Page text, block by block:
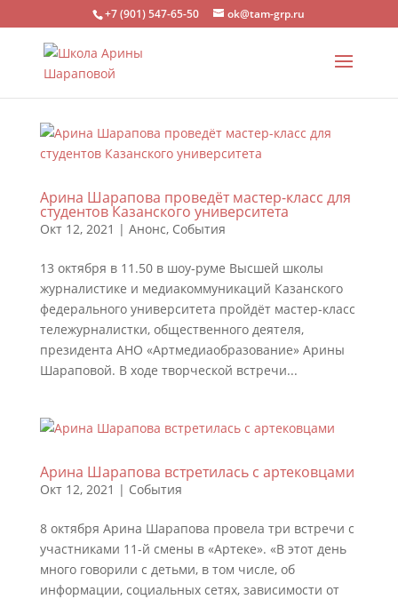
+7 (901) 547-65-50 ok@tam-grp.ru
Арина Шарапова проведёт мастер-класс для
студентов Казанского университета
Окт 12, 2021 | Анонс, События
13 октября в 11.50 в шоу-руме Высшей школы
журналистике и медиакоммуникаций Казанского
федерального университета пройдёт мастер-класс
тележурналистки, общественного деятеля,
президента АНО «Артмедиаобразование» Арины
Шараповой. В ходе творческой встречи...
Арина Шарапова встретилась с артековцами
Окт 12, 2021 | События
8 октября Арина Шарапова провела три встречи с
участниками 11-й смены в «Артеке». «В этот день
много говорили с детьми, в том числе, об
информации, социальных сетях, зависимости от